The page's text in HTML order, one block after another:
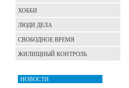
ХОББИ
ЛЮДИ ДЕЛА
СВОБОДНОЕ ВРЕМЯ
ЖИЛИЩНЫЙ КОНТРОЛЬ
НОВОСТИ